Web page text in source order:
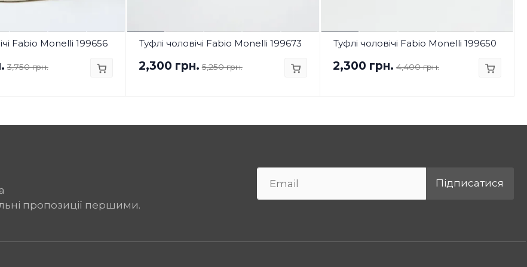
Fabio Monelli 199656
3,750 грн.
Туфлі чоловічі Fabio Monelli 199673
2,300 грн. 5,250 грн.
Туфлі чоловічі Fabio Monelli 199650
2,300 грн. 4,400 грн.
пропозиції першими.
Підписатися